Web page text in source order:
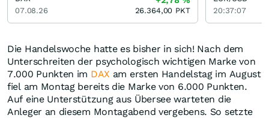
Die Handelswoche hatte es bisher in sich! Nach dem
Unterschreiten der psychologisch wichtigen Marke von
7.000 Punkten im DAX am ersten Handelstag im August
fiel am Montag bereits die Marke von 6.000 Punkten.
Auf eine Unterstützung aus Übersee warteten die
Anleger an diesem Montagabend vergebens. So setzte
07.08.26
26.364,00 PKT
20:37:07